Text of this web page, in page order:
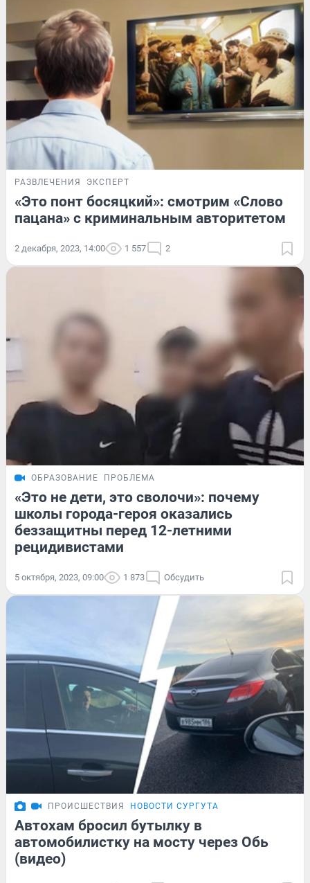
РАЗВЛЕЧЕНИЯ ЭКСПЕРТ
«Это понт босяцкий»: смотрим «Слово
пацана» с криминальным авторитетом
2 декабря, 2023, 14:00 1 557 2
ОБРАЗОВАНИЕ ПРОБЛЕМА
«Это не дети, это сволочи»: почему
школы города-героя оказались
беззащитны перед 12-летними
рецидивистами
5 октября, 2023, 09:00 1 873 Обсудить
ПРОИСШЕСТВИЯ НОВОСТИ СУРГУТА
Автохам бросил бутылку в
автомобилистку на мосту через Обь
(видео)